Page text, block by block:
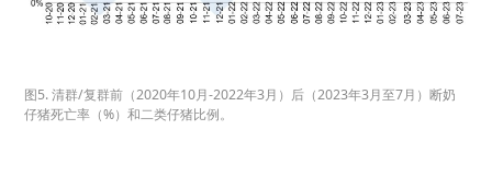
图5. 清群/复群前（2020年10月-2022年3月）后（2023年3月至7月）断奶
仔猪死亡率（%）和二类仔猪比例。